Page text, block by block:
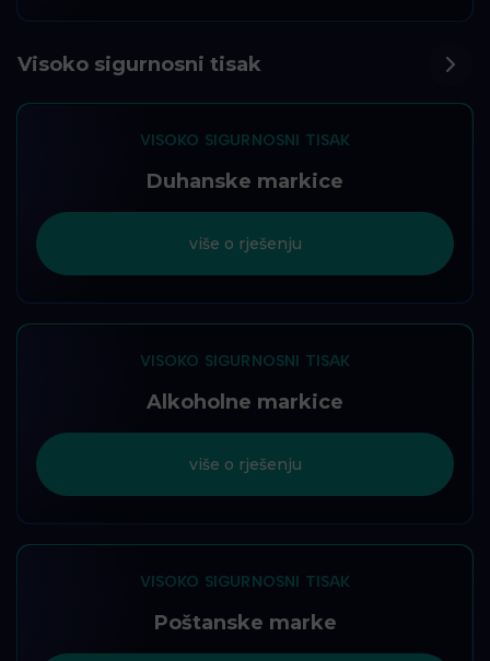
Visoko sigurnosni tisak
VISOKO SIGURNOSNI TISAK
Duhanske markice
više o rješenju
VISOKO SIGURNOSNI TISAK
Alkoholne markice
više o rješenju
VISOKO SIGURNOSNI TISAK
Poštanske marke